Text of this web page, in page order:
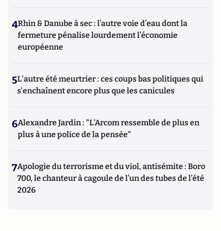
4Rhin & Danube à sec : l’autre voie d’eau dont la
fermeture pénalise lourdement l’économie
européenne
5L'autre été meurtrier : ces coups bas politiques qui
s'enchaînent encore plus que les canicules
6Alexandre Jardin : "L'Arcom ressemble de plus en
plus à une police de la pensée"
7Apologie du terrorisme et du viol, antisémite : Boro
700, le chanteur à cagoule de l’un des tubes de l’été
2026